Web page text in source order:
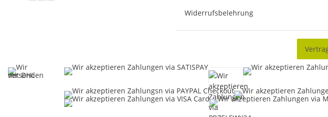
Widerrufsbelehrung